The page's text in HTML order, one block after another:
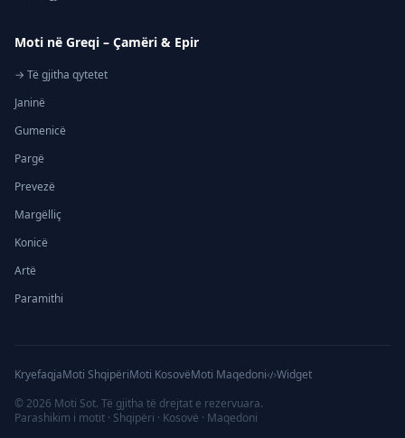
Moti në Greqi – Çamëri & Epir
→ Të gjitha qytetet
Janinë
Gumenicë
Pargë
Prevezë
Margëlliç
Konicë
Artë
Paramithi
KryefaqjaMoti ShqipëriMoti KosovëMoti Maqedoni
Widget
© 2026 Moti Sot. Të gjitha të drejtat e rezervuara.
Parashikim i motit · Shqipëri · Kosovë · Maqedoni